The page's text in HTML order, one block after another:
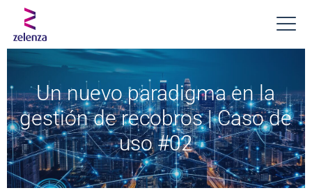
Un nuevo paradigma en la
gestión de recobros | Caso de
uso #02